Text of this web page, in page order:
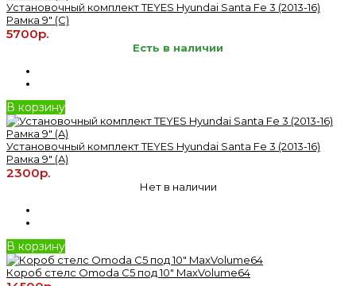
Установочный комплект TEYES Hyundai Santa Fe 3 (2013-16)
Рамка 9" (C)
5700р.
Есть в наличии
В корзину
Установочный комплект TEYES Hyundai Santa Fe 3 (2013-16)
Рамка 9" (A)
2300р.
Нет в наличии
В корзину
Короб стелс Omoda C5 под 10" MaxVolume64